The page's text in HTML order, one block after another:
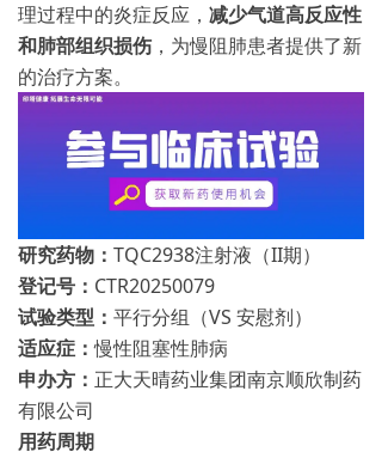
理过程中的炎症反应， 减少气道高反应性
和肺部组织损伤 ，为慢阻肺患者提供了新
的治疗方案。
研究药物： TQC2938注射液（II期）
登记号： CTR20250079
试验类型： 平行分组（VS 安慰剂）
适应症：慢性阻塞性肺病
申办方： 正大天晴药业集团南京顺欣制药
有限公司
用药周期